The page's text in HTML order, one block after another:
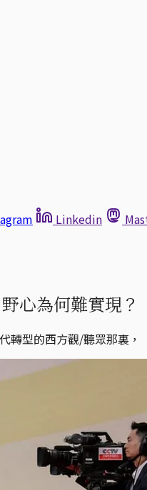
Linkedin
心為何難實現？
型的西方觀/聽眾那裏